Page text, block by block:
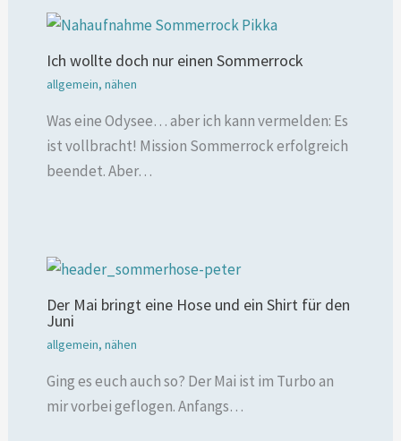
Ich wollte doch nur einen Sommerrock
allgemein, nähen
Was eine Odysee… aber ich kann vermelden: Es
ist vollbracht! Mission Sommerrock erfolgreich
beendet. Aber…
Der Mai bringt eine Hose und ein Shirt für den
Juni
allgemein, nähen
Ging es euch auch so? Der Mai ist im Turbo an
mir vorbei geflogen. Anfangs…